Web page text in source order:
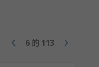
6 的 113